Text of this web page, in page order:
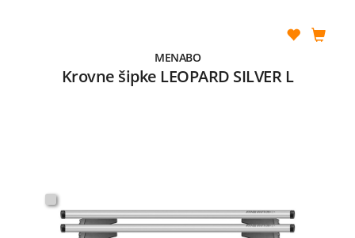
MENABO
Krovne šipke LEOPARD SILVER L